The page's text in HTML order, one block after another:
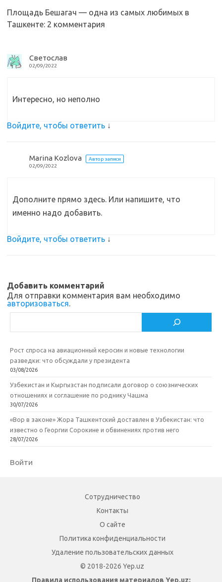
n
i
o
k
в
и
ь
Площадь Бешагач — одна из самых любимых в
Ташкенте: 2 комментария
Светослав
02/09/2022
Интересно, но неполно
Войдите, чтобы ответить ↓
Marina Kozlova
Автор записи
02/09/2022
Дополните прямо здесь. Или напишите, что
именно надо добавить.
Войдите, чтобы ответить ↓
Добавить комментарий
Для отправки комментария вам необходимо
авторизоваться.
Рост спроса на авиационный керосин и новые технологии
разведки: что обсуждали у президента
03/08/2026
Узбекистан и Кыргызстан подписали договор о союзнических
отношениях и соглашение по роднику Чашма
30/07/2026
«Вор в законе» Жора Ташкентский доставлен в Узбекистан: что
известно о Георгии Сорокине и обвинениях против него
28/07/2026
Войти
Сотрудничество
Контакты
О сайте
Политика конфиденциальности
Удаление пользовательских данных
© 2018-2026 Yep.uz
Правила использования материалов Yep.uz: